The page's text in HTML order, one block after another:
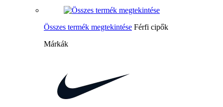
Összes termék megtekintése Férfi cipők
Márkák